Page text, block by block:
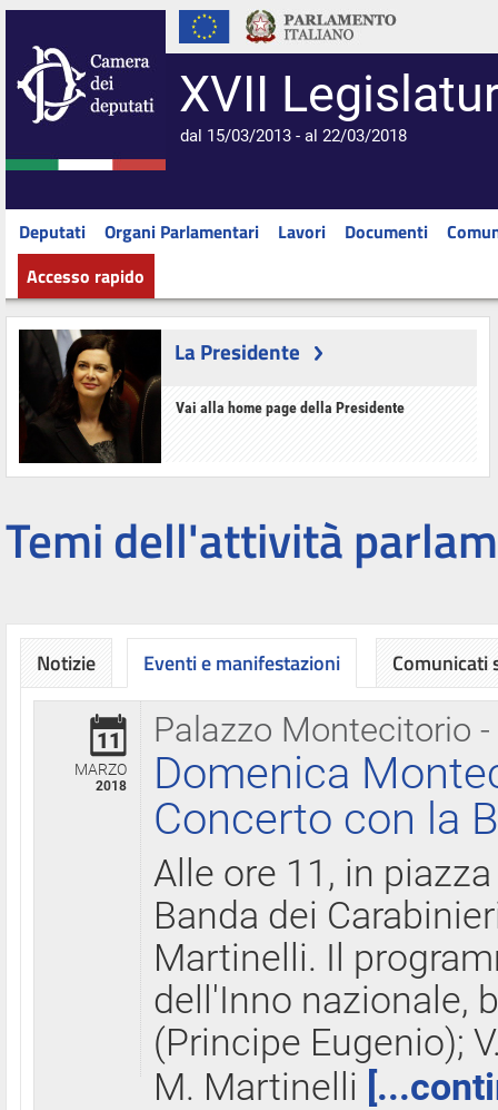
XVII
dal 15/03/2013 - al 22/03/2018
Deputati Organi Parlamentari Lavori Documenti
Accesso rapido
La Presidente
Vai alla home page della Presidente
Temi dell'attività
Notizie Eventi e manifestazioni
Palazzo Montecitorio
11
MARZO
2018
Domenica
Concerto con la
Alle ore 11, in
Banda dei
Martinelli. Il
dell'Inno nazionale,
(Principe Eugenio);
M. Martinelli
Comunicati